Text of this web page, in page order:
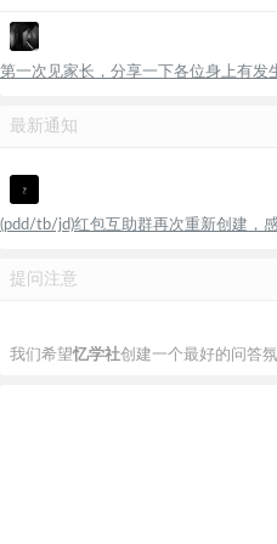
第一次见家长，分享一下各位身上有发
最新通知
(pdd/tb/jd)红包互助群再次重新创建，
提问注意
我们希望忆学社创建一个最好的问答